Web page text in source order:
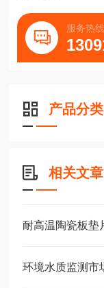
服务热线
产品分类
相关文章
耐高温陶瓷板垫